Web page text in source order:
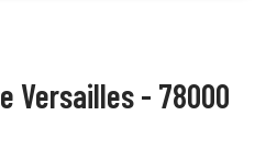
Versailles - 78000